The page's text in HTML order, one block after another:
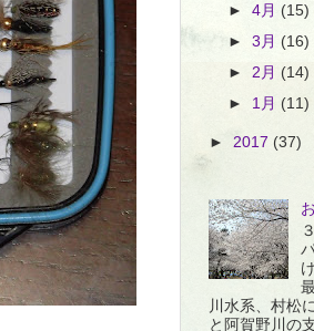
►4月(15)
►3月(16)
► 2月(14)
► 1月 (11)
► 2017 (37)
川水系、村松
と阿賀野川の